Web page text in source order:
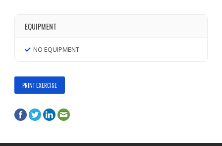
EQUIPMENT
NO EQUIPMENT
PRINT EXERCISE